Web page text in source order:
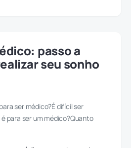
passo a
seu sonho
ser médico?É difícil ser
para ser um médico?Quanto